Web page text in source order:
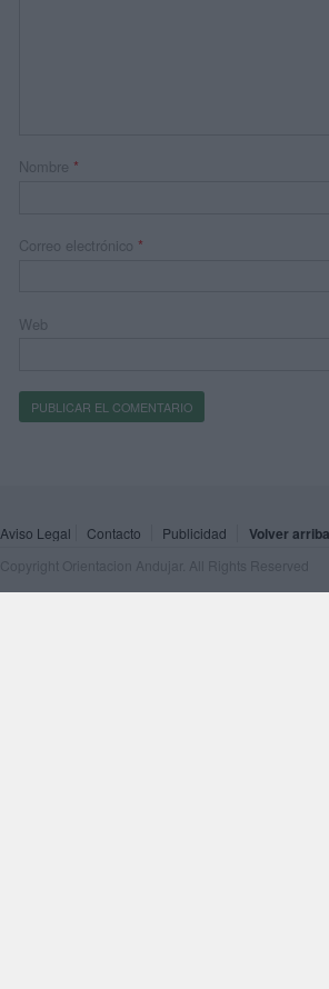
Nombre *
Correo electrónico *
Web
Aviso Legal Contacto Publicidad Volver arriba